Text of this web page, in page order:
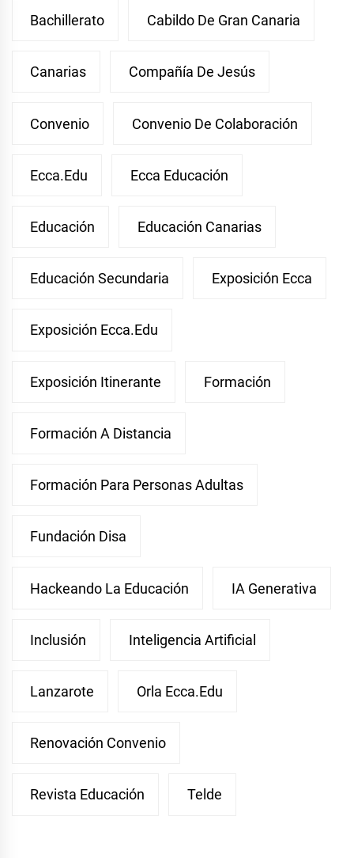
Bachillerato Cabildo De Gran Canaria
Canarias Compañía De Jesús
Convenio Convenio De Colaboración
Ecca.edu Ecca Educación
Educación Educación Canarias
Educación Secundaria Exposición Ecca
Exposición Ecca.edu
Exposición Itinerante Formación
Formación A Distancia
Formación Para Personas Adultas
Fundación Disa
Hackeando La Educación IA Generativa
Inclusión Inteligencia Artificial
Lanzarote Orla Ecca.edu
Renovación Convenio
Revista Educación Telde